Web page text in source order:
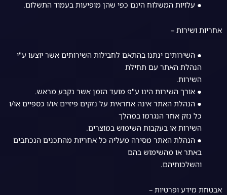
● עלויות המשלוח הינם כפי שהן מופיעות בעמוד התשלום.
אחריות ושירות –
● השירותים ינתנו בהתאם לחבילות השירותים אשר יוצעו ע"י
הנהלת האתר עם תחילת
השירות.
● אורך השירות הינו ע"פ מועד הזמן אשר נקבע מראש.
● הנהלת האתר אינה אחראית על נזקים פיזיים או/ו כספיים או/ו
כל נזק אחר הנגרמו במהלך
השירות או בעקבות השימוש במוצרים.
● הנהלת האתר מסירה מעליה כל אחריות מהתכנים הנכתבים
באתר או מהשימוש בהם
והשלכותיהם.
אבטחת מידע ופרטיות –